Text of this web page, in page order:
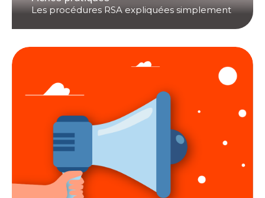
Les procédures RSA expliquées simplement